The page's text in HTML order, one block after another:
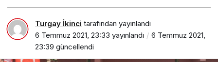
Turgay İkinci tarafından yayınlandı
6 Temmuz 2021, 23:33 yayınlandı
6 Temmuz 2021,
23:39 güncellendi